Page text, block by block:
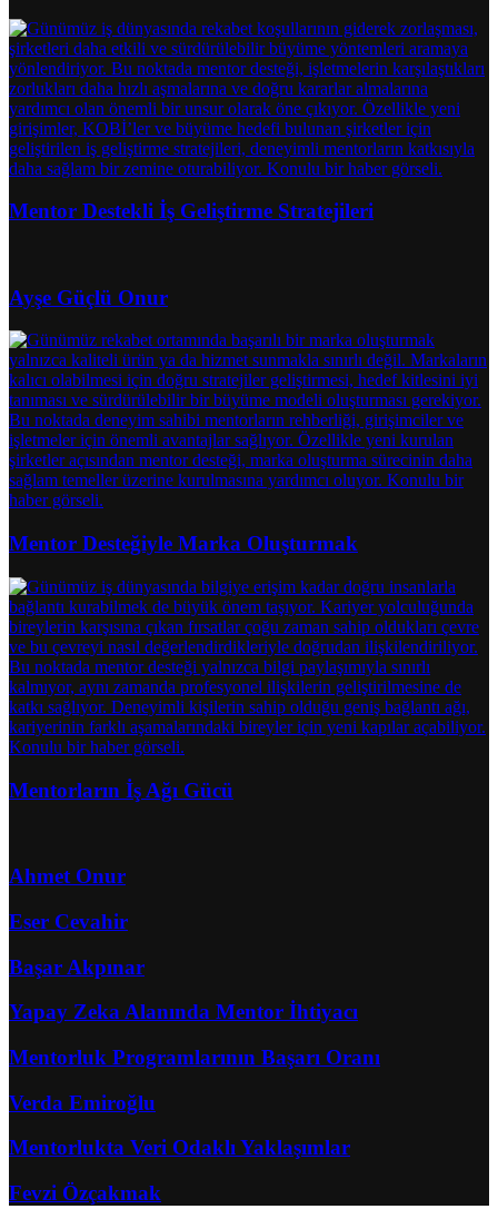
Mentor Destekli İş Geliştirme Stratejileri
Ayşe Güçlü Onur
Mentor Desteğiyle Marka Oluşturmak
Mentorların İş Ağı Gücü
Ahmet Onur
Eser Cevahir
Başar Akpınar
Yapay Zeka Alanında Mentor İhtiyacı
Mentorluk Programlarının Başarı Oranı
Verda Emiroğlu
Mentorlukta Veri Odaklı Yaklaşımlar
Fevzi Özçakmak